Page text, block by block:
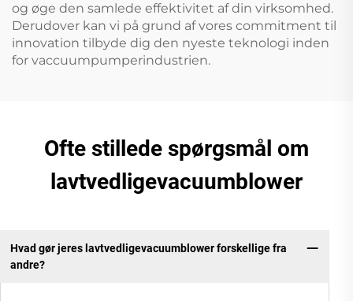
og øge den samlede effektivitet af din virksomhed.
Derudover kan vi på grund af vores commitment til
innovation tilbyde dig den nyeste teknologi inden
for vaccuumpumperindustrien.
Ofte stillede spørgsmål om
lavtvedligevacuumblower
Hvad gør jeres lavtvedligevacuumblower forskellige fra
andre?